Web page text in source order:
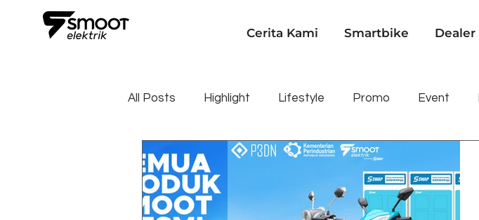
Cerita Kami Smartbike Dealer
All Posts Highlight Lifestyle Promo Event